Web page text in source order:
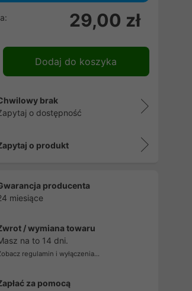
29,00 zł
Dodaj do koszyka
brak
o dostępność
o produkt
producenta
miesiące
/ wymiana towaru
na to 14 dni.
regulamin i wyłączenia...
za pomocą